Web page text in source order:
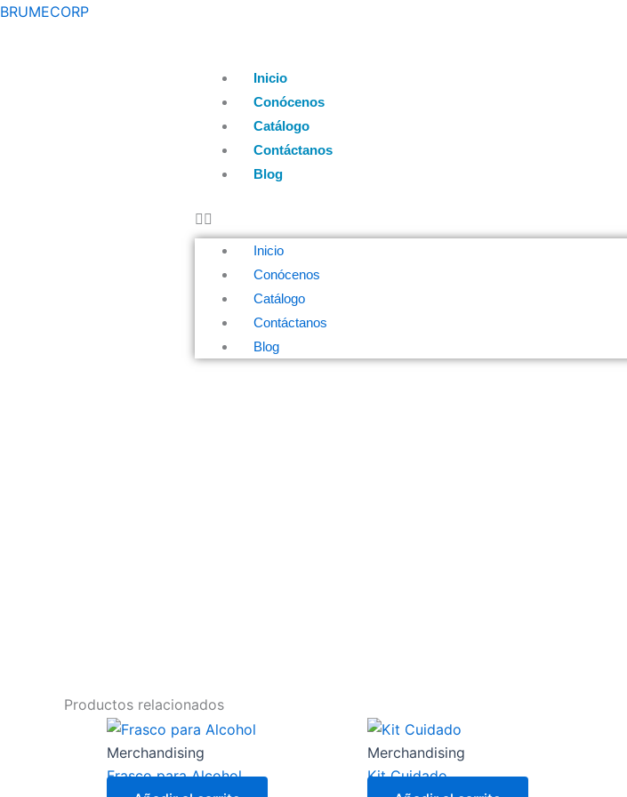
Ir
BRUMECORP
Inicio
Conócenos
Catálogo
Contáctanos
Blog
Inicio
Conócenos
Catálogo
Contáctanos
Blog
Productos relacionados
Merchandising
Frasco para Alcohol
Merchandising
Kit Cuidado